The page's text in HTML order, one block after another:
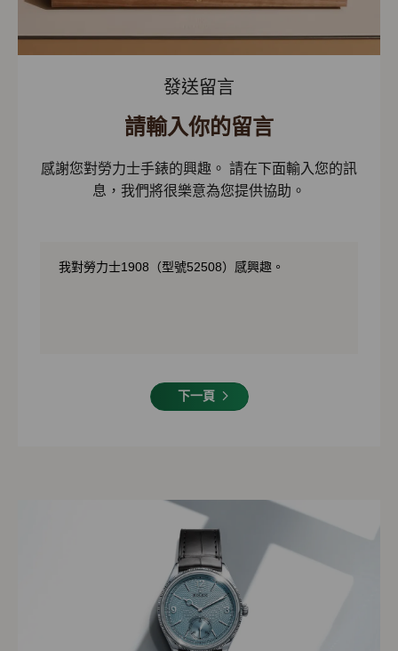
發送留言
請輸入你的留言
感謝您對勞力士手錶的興趣。 請在下面輸入您的訊
息，我們將很樂意為您提供協助。
下一頁